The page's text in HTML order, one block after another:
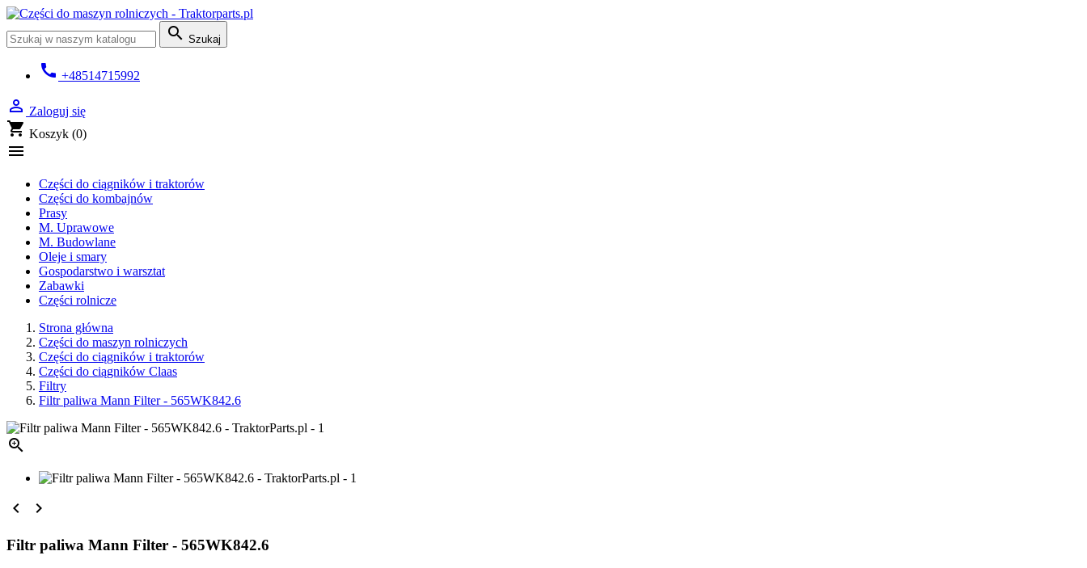
 Szukaj
call +48514715992
 Zaloguj się
shopping_cart Koszyk (0)

Części do ciągników i traktorów
Części do kombajnów
Prasy
M. Uprawowe
M. Budowlane
Oleje i smary
Gospodarstwo i warsztat
Zabawki
Części rolnicze
Strona główna
Części do maszyn rolniczych
Części do ciągników i traktorów
Części do ciągników Claas
Filtry
Filtr paliwa Mann Filter - 565WK842.6

 
Filtr paliwa Mann Filter - 565WK842.6